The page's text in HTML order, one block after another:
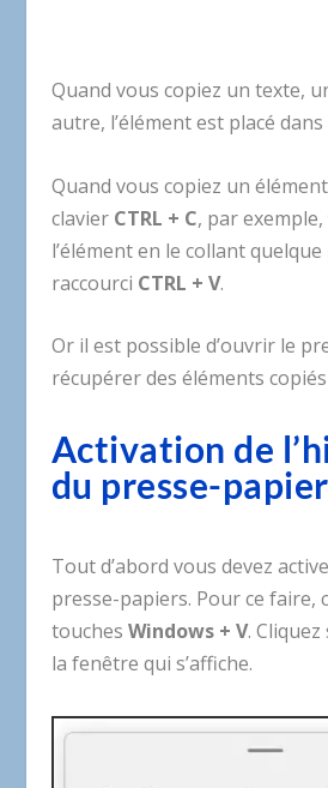
Quand vous copiez un texte,
autre, l’élément est placé
Quand vous copiez un
clavier CTRL + C, par
l’élément en le collant
raccourci CTRL + V.
Or il est possible d’ouvrir le
récupérer des éléments
Activation de
du presse-papier
Tout d’abord vous devez
presse-papiers. Pour ce faire,
touches Windows + V. Cliquez
la fenêtre qui s’affiche.